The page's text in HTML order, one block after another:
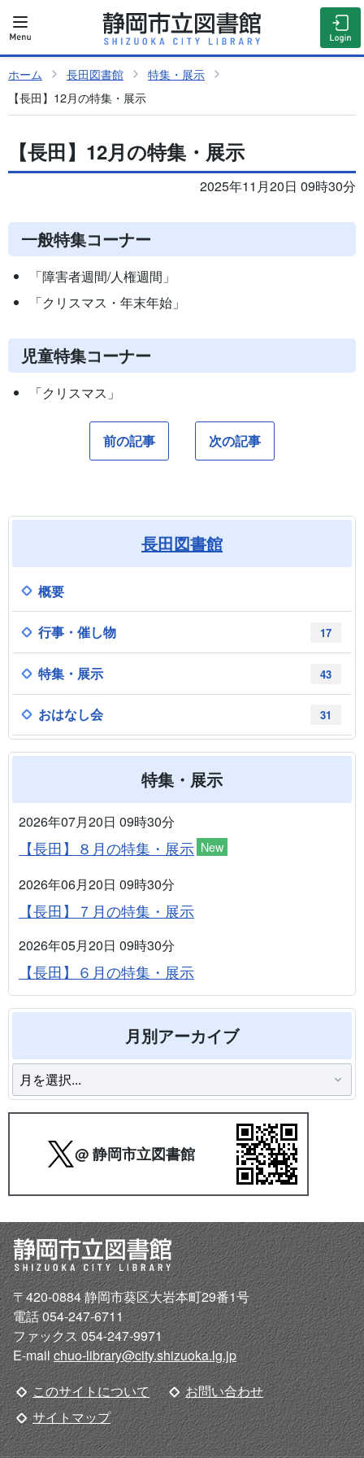
ホーム 長田図書館
特集・展示
【長田】12月の特集・展示
【長田】12月の特集・展示
2025年11月20日 09時30分
一般特集コーナー
「障害者週間/人権週間」
「クリスマス・年末年始」
児童特集コーナー
「クリスマス」
前の記事 次の記事
長田図書館
概要
17
行事・催し物
43
特集・展示
31
おはなし会
特集・展示
2026年07月20日 09時30分
【長田】８月の特集・展示 New
2026年06月20日 09時30分
【長田】７月の特集・展示
2026年05月20日 09時30分
【長田】６月の特集・展示
月別アーカイブ
@ 静岡市立図書館
〒420-0884 静岡市葵区大岩本町29番1号
電話 054-247-6711
ファックス 054-247-9971
E-mailchuo-library@city.shizuoka.lg.jp
このサイトについて
お問い合わせ
サイトマップ